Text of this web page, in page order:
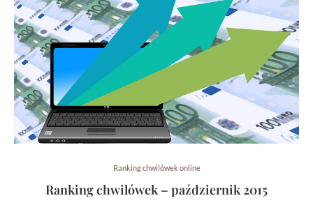
Ranking chwilówek online
Ranking chwilówek – październik 2015